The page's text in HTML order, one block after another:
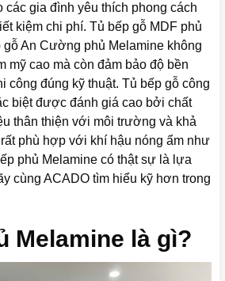
các gia đình yêu thích phong cách
kiệm chi phí. Tủ bếp gỗ MDF phủ
gỗ An Cường phủ Melamine không
mỹ cao mà còn đảm bảo độ bền
công đúng kỹ thuật. Tủ bếp gỗ công
biệt được đánh giá cao bởi chất
thân thiện với môi trường và khả
phù hợp với khí hậu nóng ẩm như
phủ Melamine có thật sự là lựa
cùng ACADO tìm hiểu kỹ hơn trong
Melamine là gì?